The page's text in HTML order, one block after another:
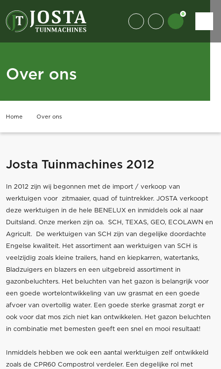
0
Over ons
Home Over ons
Josta Tuinmachines 2012
In 2012 zijn wij begonnen met de import / verkoop van
werktuigen voor zitmaaier, quad of tuintrekker. JOSTA verkoopt
deze werktuigen in de hele BENELUX en inmiddels ook al naar
Duitsland. Onze merken zijn oa. SCH, TEXAS, GEO, ECOLAWN en
Agricult. De werktuigen van SCH zijn van degelijke doordachte
Engelse kwaliteit. Het assortiment aan werktuigen van SCH is
veelzijdig zoals kleine trailers, hand en kiepkarren, watertanks,
Bladzuigers en blazers en een uitgebreid assortiment in
gazonbeluchters. Het beluchten van het gazon is belangrijk voor
een goede wortelontwikkeling van uw grasmat en een goede
afvoer van overtollig water. Een goede sterke grasmat zorgt er
ook voor dat mos zich niet kan ontwikkelen. Het gazon beluchten
in combinatie met bemesten geeft een snel en mooi resultaat!
Inmiddels hebben we ook een aantal werktuigen zelf ontwikkeld
zoals de CPR60 Compostrol verdeler. Een degelijke rol met